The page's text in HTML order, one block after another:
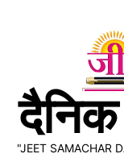
दैनिक
"JEET SAMACHAR